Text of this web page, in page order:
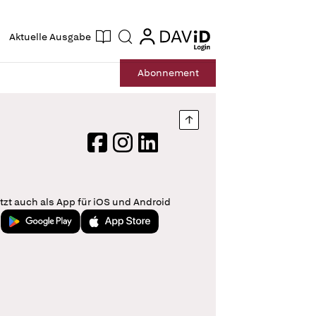
Aktuelle Ausgabe Suche login
login
Abonnement
Nach oben springen
FacebookInstagram
LinkedIn
auch als App für iOS und Android
Jetzt bei Google PlayLaden im App Store